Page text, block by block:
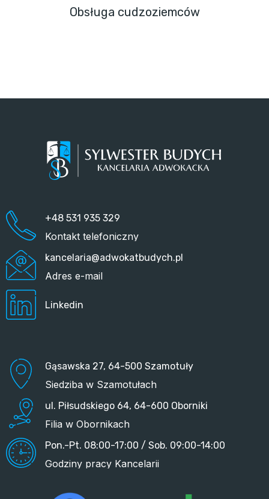
Obsługa cudzoziemców
+48 531 935 329
Kontakt telefoniczny
kancelaria@adwokatbudych.pl
Adres e-mail
Linkedin
Gąsawska 27, 64-500 Szamotuły
Siedziba w Szamotułach
ul. Piłsudskiego 64, 64-600 Oborniki
Filia w Obornikach
Pon.-Pt. 08:00-17:00 / Sob. 09:00-14:00
Godziny pracy Kancelarii